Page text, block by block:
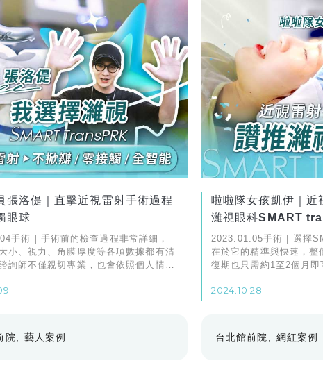
張洛偍｜直擊近視雷射手術過程
眼球
手術｜手術前的檢查過程非常詳細，
小、視力、角膜厚度等各項數據都有清
詢師不僅親切專業，也會依照個人情況
院 藝人案例
啦啦隊女孩凱伊｜近
濰視眼科SMART
2023.01.05手術｜選擇
在於它的精準與快速，整
復期也只需約1至2個月即
2024.10.28
台北館前院 網紅案例